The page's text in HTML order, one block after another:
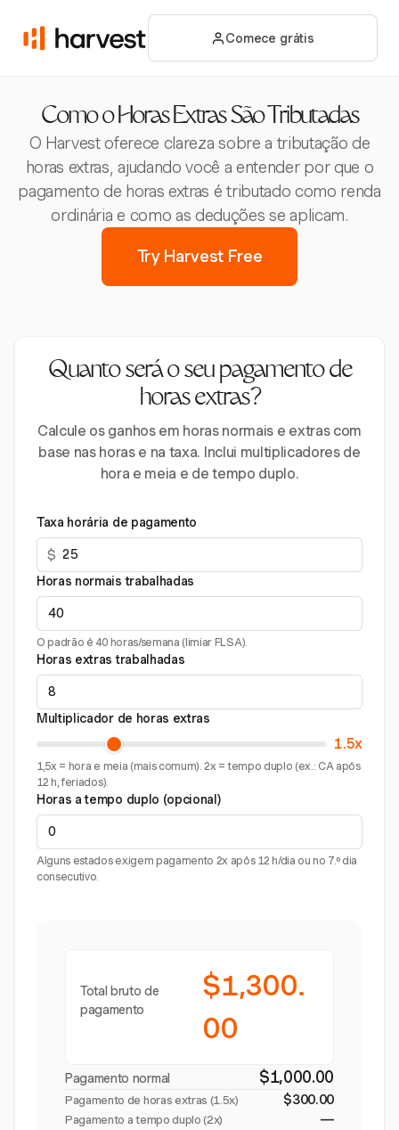
Comece grátis
Como o Horas Extras São Tributadas
O Harvest oferece clareza sobre a tributação de
horas extras, ajudando você a entender por que o
pagamento de horas extras é tributado como renda
ordinária e como as deduções se aplicam.
Try Harvest Free
Quanto será o seu pagamento de
horas extras?
Calcule os ganhos em horas normais e extras com
base nas horas e na taxa. Inclui multiplicadores de
hora e meia e de tempo duplo.
Taxa horária de pagamento
$
Horas normais trabalhadas
O padrão é 40 horas/semana (limiar FLSA).
Horas extras trabalhadas
Multiplicador de horas extras
1.5x
1,5x = hora e meia (mais comum). 2x = tempo duplo (ex.: CA após
12 h, feriados).
Horas a tempo duplo (opcional)
Alguns estados exigem pagamento 2x após 12 h/dia ou no 7.º dia
consecutivo.
Total bruto de
pagamento
$1,300.
00
Pagamento normal $1,000.00
Pagamento de horas extras (1.5x) $300.00
Pagamento a tempo duplo (2x) —